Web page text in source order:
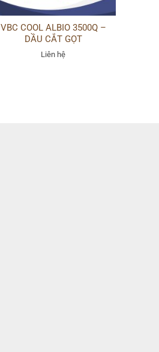
VBC COOL ALBIO 3500Q –
DẦU CẮT GỌT
Liên hệ